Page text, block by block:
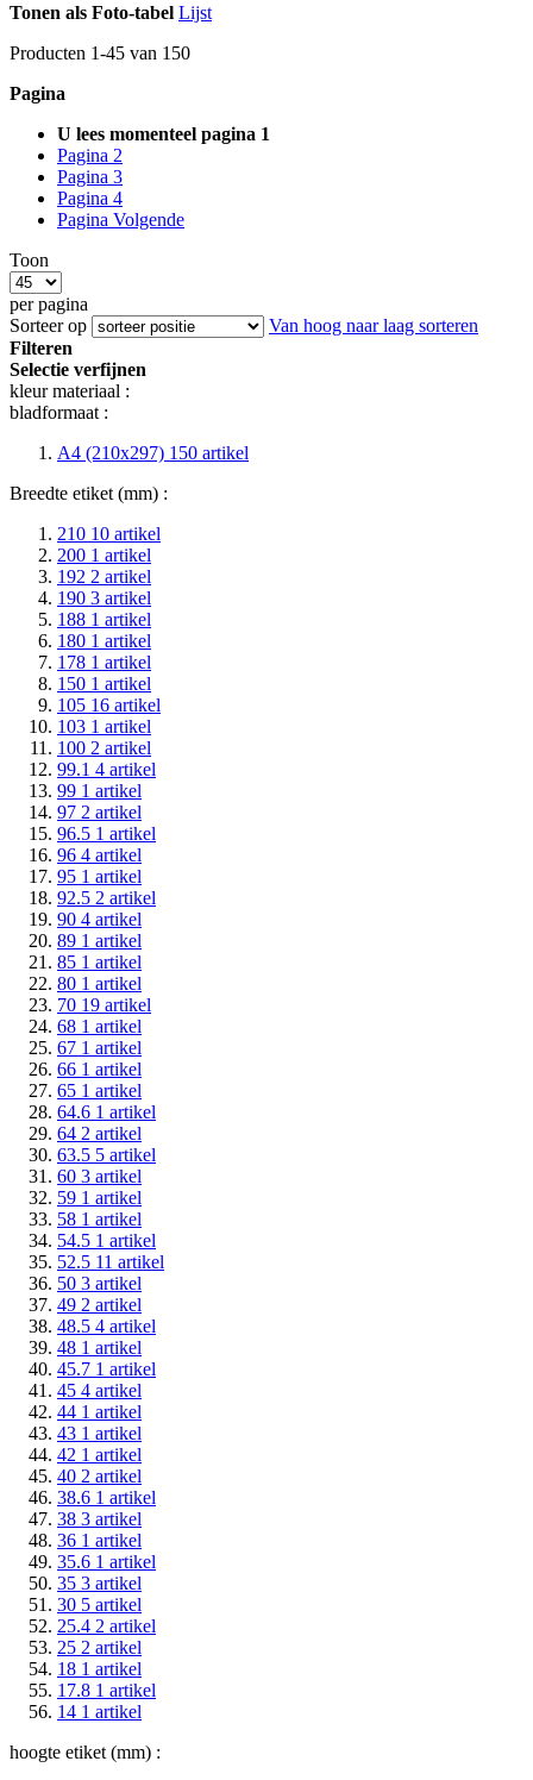
Tonen als Foto-tabel Lijst
Producten 1-45 van 150
Pagina
U lees momenteel pagina 1
Pagina 2
Pagina 3
Pagina 4
Pagina Volgende
Toon
per pagina
Sorteer op
Van hoog naar laag sorteren
Filteren
Selectie verfijnen
kleur materiaal :
bladformaat :
A4 (210x297) 150 artikel
Breedte etiket (mm) :
210 10 artikel
200 1 artikel
192 2 artikel
190 3 artikel
188 1 artikel
180 1 artikel
178 1 artikel
150 1 artikel
105 16 artikel
103 1 artikel
100 2 artikel
99.1 4 artikel
99 1 artikel
97 2 artikel
96.5 1 artikel
96 4 artikel
95 1 artikel
92.5 2 artikel
90 4 artikel
89 1 artikel
85 1 artikel
80 1 artikel
70 19 artikel
68 1 artikel
67 1 artikel
66 1 artikel
65 1 artikel
64.6 1 artikel
64 2 artikel
63.5 5 artikel
60 3 artikel
59 1 artikel
58 1 artikel
54.5 1 artikel
52.5 11 artikel
50 3 artikel
49 2 artikel
48.5 4 artikel
48 1 artikel
45.7 1 artikel
45 4 artikel
44 1 artikel
43 1 artikel
42 1 artikel
40 2 artikel
38.6 1 artikel
38 3 artikel
36 1 artikel
35.6 1 artikel
35 3 artikel
30 5 artikel
25.4 2 artikel
25 2 artikel
18 1 artikel
17.8 1 artikel
14 1 artikel
hoogte etiket (mm) :